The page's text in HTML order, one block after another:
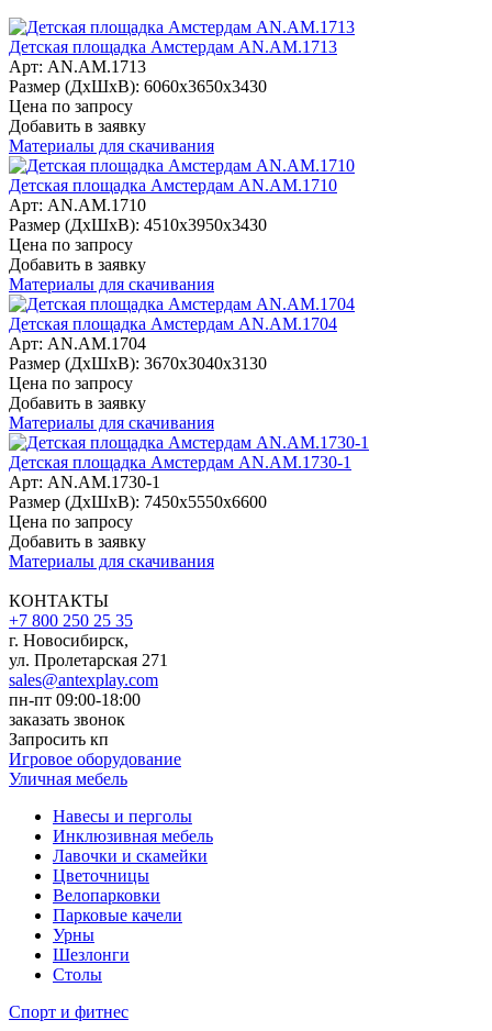
Детская площадка Амстердам AN.AM.1713
Арт: AN.AM.1713
Размер (ДхШхВ): 6060х3650х3430
Цена по запросу
Добавить в заявку
Материалы для скачивания
Детская площадка Амстердам AN.AM.1710
Арт: AN.AM.1710
Размер (ДхШхВ): 4510х3950х3430
Цена по запросу
Добавить в заявку
Материалы для скачивания
Детская площадка Амстердам AN.AM.1704
Арт: AN.AM.1704
Размер (ДхШхВ): 3670х3040х3130
Цена по запросу
Добавить в заявку
Материалы для скачивания
Детская площадка Амстердам AN.AM.1730-1
Арт: AN.AM.1730-1
Размер (ДхШхВ): 7450х5550х6600
Цена по запросу
Добавить в заявку
Материалы для скачивания
КОНТАКТЫ
+7 800 250 25 35
г. Новосибирск,
ул. Пролетарская 271
sales@antexplay.com
пн-пт 09:00-18:00
заказать звонок
Запросить кп
Игровое оборудование
Уличная мебель
Навесы и перголы
Инклюзивная мебель
Лавочки и скамейки
Цветочницы
Велопарковки
Парковые качели
Урны
Шезлонги
Столы
Спорт и фитнес